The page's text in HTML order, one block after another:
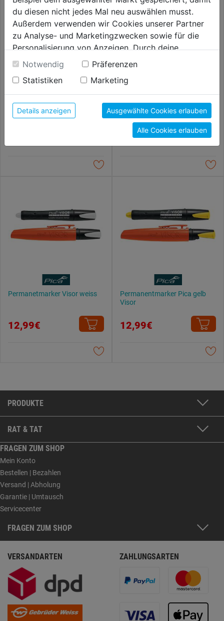
Minenset Big Dry 3x grün 3x
blau 2x weiß
Permanetmarker Visor blau
12,99€
Permanetmarker Visor weiss
12,99€
Permanentmarker Pica gelb
Visor
12,99€
PRODUKTE
RAT & TAT
FRAGEN ZUM SHOP
Mein Konto
Bestellen | Bezahlen
Versand | Abholung
Garantie | Umtausch
Servicecenter
FRAGEN ZUM SHOP
VERSANDARTEN ZAHLUNGSARTEN
du diesen nicht jedes Mal neu auswählen musst.
Außerdem verwenden wir Cookies unserer Partner
zu Analyse- und Marketingzwecken sowie für die
Personalisierung von Anzeigen. Durch deine
Einwilligung werden die Daten von Drittanbieter,
unter anderem auch in den USA, verarbeitet.
Durch Klick auf "Alle Cookies erlauben" stimmst du
der Verwendung aller Cookies zu. Unter "Details
anzeigen" findest du alle Infos zu den
unterschiedlichen Cookies, unter "Cookies
Konfigurieren" kannst du auswählen, welche Cookies
du zulassen möchtest und welche nicht.
Datenschutzerklärung.
Notwendig
Präferenzen
Statistiken
Marketing
Details anzeigen Ausgewählte Cookies erlauben
Alle Cookies erlauben